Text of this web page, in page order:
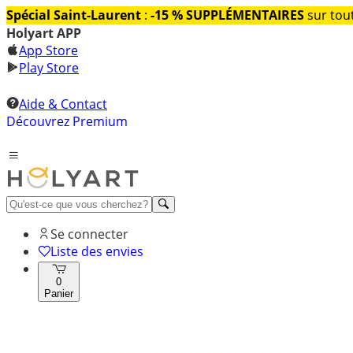
Spécial Saint-Laurent : -15 % SUPPLÉMENTAIRESsur
Holyart APP
App Store
Play Store
Aide & Contact
Découvrez Premium
Se connecter
Liste des envies
0
Panier